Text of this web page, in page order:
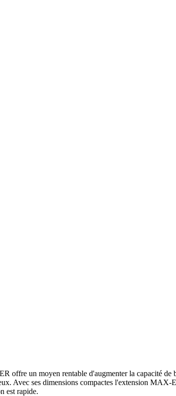
offre un moyen rentable d'augmenter la capacité
Avec ses dimensions compactes l'extension MAX-
est rapide.